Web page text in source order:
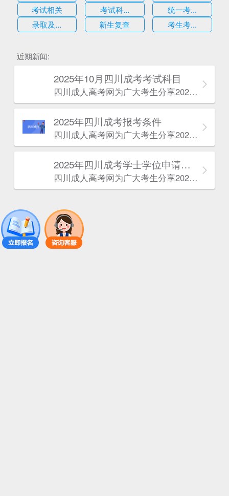
考试相关
考试科...
统一考...
录取及...
新生复查 考生考...
近期新闻:
2025年10月四川成考考试科目
四川成人高考网​为广大考生分享2025年10月四川成考考试科目。为广大在职人员和社会人士提供学历提升的机会。更多四川成考考试信息，欢迎在线访问四川成人高考网。
2025年‌‌‌‌四川成考报考条件
四川成人高考网​为广大考生分享2025年‌‌‌‌四川成考报考条件。为广大在职人员和社会人士提供学历提升的机会。更多四川成考考试信息，欢迎在线访问四川成人高考网。
2025年‌‌‌‌四川成考学士学位申请条件
四川成人高考网​为广大考生分享2025年‌‌‌‌四川成考学士学位申请条件。为广大在职人员和社会人士提供学历提升的机会。更多四川成考考试信息，欢迎在线访问四川成人高考网。